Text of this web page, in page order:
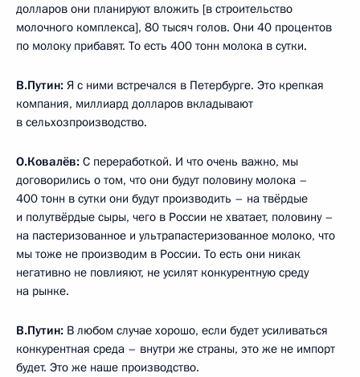
долларов они планируют вложить [в строительство
молочного комплекса], 80 тысяч голов. Они 40 процентов
по молоку прибавят. То есть 400 тонн молока в сутки.
В.Путин: Я с ними встречался в Петербурге. Это крепкая
компания, миллиард долларов вкладывают
в сельхозпроизводство.
О.Ковалёв: С переработкой. И что очень важно, мы
договорились о том, что они будут половину молока –
400 тонн в сутки они будут производить – на твёрдые
и полутвёрдые сыры, чего в России не хватает, половину –
на пастеризованное и ультрапастеризованное молоко, что
мы тоже не производим в России. То есть они никак
негативно не повлияют, не усилят конкурентную среду
на рынке.
В.Путин: В любом случае хорошо, если будет усиливаться
конкурентная среда – внутри же страны, это же не импорт
будет. Это же наше производство.